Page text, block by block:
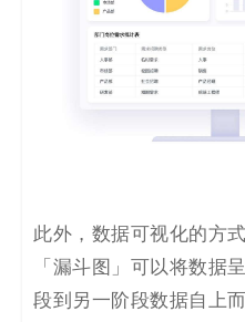
此外，数据可视化的方
「漏斗图」可以将数据
段到另一阶段数据自上